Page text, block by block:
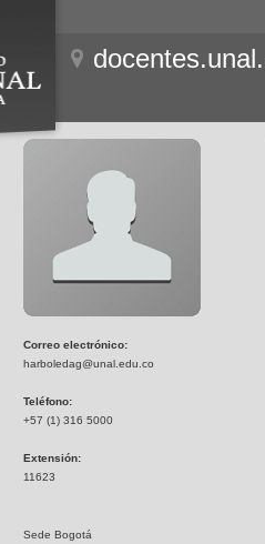
Correo electrónico:
harboledag@unal.edu.co
Teléfono:
+57 (1) 316 5000
Extensión:
11623
Sede Bogotá